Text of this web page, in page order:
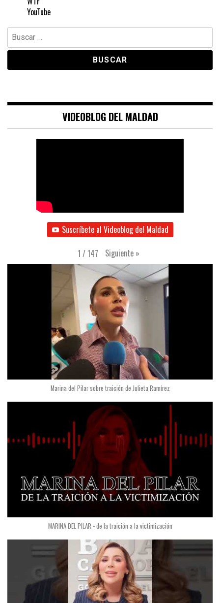
YouTube
Buscar:
VIDEOBLOG DEL MALDAD
Suscríbete al Videoblog del Maldad
1 /147 Siguiente »
Marina del Pilar sobre traición de Julieta Ramírez
MARINA DEL PILAR - de la traición a la victimización